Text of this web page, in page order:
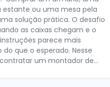
ou uma mesa pela
solução prática. O desafio
as caixas chegam e o
parece mais
que o esperado. Nesse
um montador de...